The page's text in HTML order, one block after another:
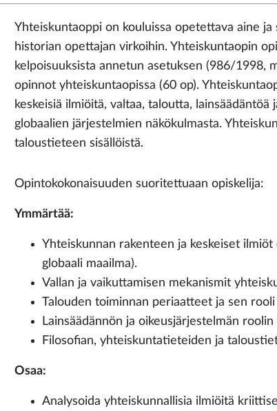
Yhteiskuntaoppi on kouluissa opetettava aine
historian opettajan virkoihin. Yhteiskuntaopin
kelpoisuuksista annetun asetuksen (986/1998,
opinnot yhteiskuntaopissa (60 op).
keskeisiä ilmiöitä, valtaa, taloutta,
globaalien järjestelmien näkökulmasta.
taloustieteen sisällöistä.
Opintokokonaisuuden suoritettuaan opiskelija:
Ymmärtää:
Yhteiskunnan rakenteen ja keskeiset
globaali maailma).
Vallan ja vaikuttamisen mekanismit
Talouden toiminnan periaatteet ja sen rooli
Lainsäädännön ja oikeusjärjestelmän
Filosofian, yhteiskuntatieteiden ja
Osaa:
Analysoida yhteiskunnallisia ilmiöitä